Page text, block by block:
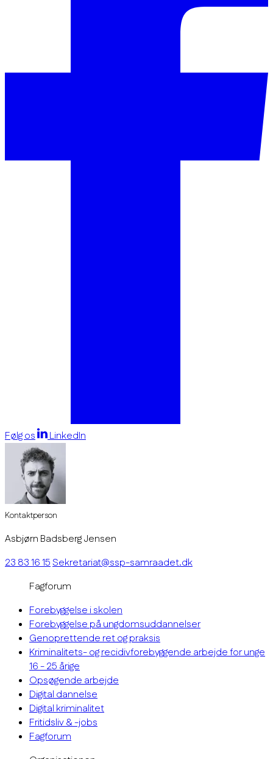
Følg os LinkedIn
Kontaktperson
Asbjørn Badsberg Jensen
23 83 16 15Sekretariat@ssp-samraadet.dk
Fagforum
Forebyggelse i skolen
Forebyggelse på ungdomsuddannelser
Genoprettende ret og praksis
Kriminalitets- og recidivforebyggende arbejde for unge
16 - 25 årige
Opsøgende arbejde
Digital dannelse
Digital kriminalitet
Fritidsliv & -jobs
Fagforum